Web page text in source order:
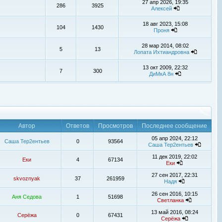
286 3925
27 апр 2026, 19:35
Алексей
104 1430
18 авг 2023, 15:08
Проня
5 13
28 мар 2014, 08:02
Лопата Ихтиандровна
7 300
13 окт 2009, 22:32
ДиМкА 8н
Автор Ответов Просмотров Последнее сообщение
Саша Тер2ентьев 0 93564
05 апр 2024, 22:12
Саша Тер2ентьев
Еки 4 67134
11 дек 2019, 22:02
Еки
skvoznyak 37 261959
27 сен 2017, 22:31
Надя
Аня Седова 1 51698
26 сен 2016, 10:15
Светланка
Серёжа 0 67431
13 май 2016, 08:24
Серёжа